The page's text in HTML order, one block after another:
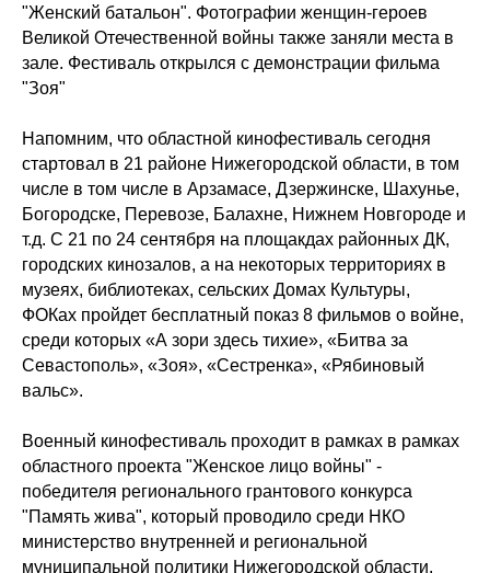
"Женский батальон". Фотографии женщин-героев
Великой Отечественной войны также заняли места в
зале. Фестиваль открылся с демонстрации фильма
"Зоя"
Напомним, что областной кинофестиваль сегодня
стартовал в 21 районе Нижегородской области, в том
числе в том числе в Арзамасе, Дзержинске, Шахунье,
Богородске, Перевозе, Балахне, Нижнем Новгороде и
т.д. С 21 по 24 сентября на площакдах районных ДК,
городских кинозалов, а на некоторых территориях в
музеях, библиотеках, сельских Домах Культуры,
ФОКах пройдет бесплатный показ 8 фильмов о войне,
среди которых «А зори здесь тихие», «Битва за
Севастополь», «Зоя», «Сестренка», «Рябиновый
вальс».
Военный кинофестиваль проходит в рамках в рамках
областного проекта "Женское лицо войны" -
победителя регионального грантового конкурса
"Память жива", который проводило среди НКО
министерство внутренней и региональной
муниципальной политики Нижегородской области.